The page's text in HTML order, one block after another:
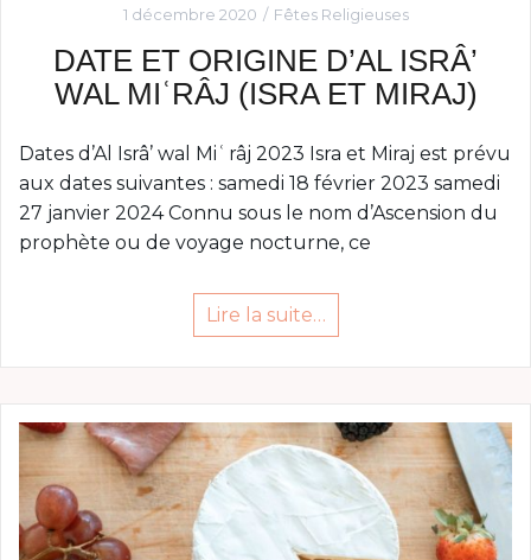
1 décembre 2020 Fêtes Religieuses
DATE ET ORIGINE D’AL ISRÂ’
WAL MIʿRÂJ (ISRA ET MIRAJ)
Dates d’Al Isrâ’ wal Miʿrâj 2023 Isra et Miraj est prévu
aux dates suivantes : samedi 18 février 2023 samedi
27 janvier 2024 Connu sous le nom d’Ascension du
prophète ou de voyage nocturne, ce
Lire la suite…